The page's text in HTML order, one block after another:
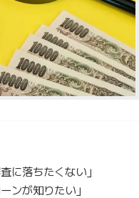
に落ちたくない」
ンが知りたい」